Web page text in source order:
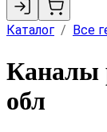
Каталог / Все
Каналы
обл